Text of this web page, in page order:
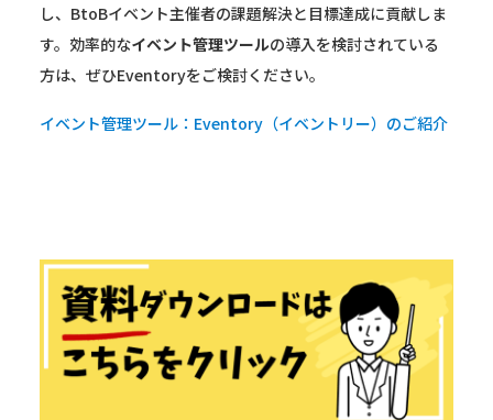
し、BtoBイベント主催者の課題解決と目標達成に貢献しま
す。効率的なイベント管理ツールの導入を検討されている
方は、ぜひEventoryをご検討ください。
イベント管理ツール：Eventory（イベントリー）のご紹介